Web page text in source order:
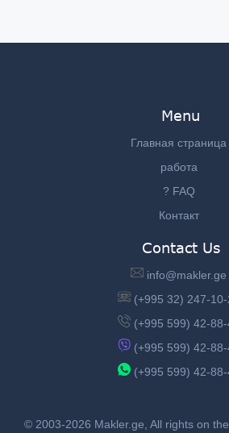
Menu
Главная страница
работа
? FAQ
Контакт
Contact Us
info@makler.ge
(+995 32) 247-10-
(+995 599) 42-
(+995 599) 42-
(+995 599) 42-
© 2003-2026 Makler.ge, All rights on